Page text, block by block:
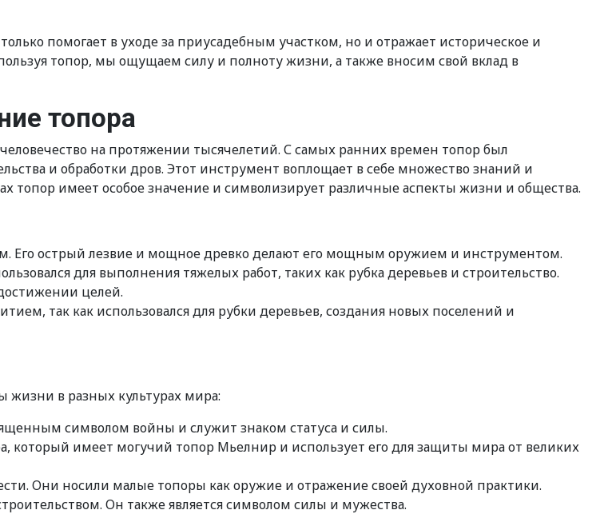
помогает в уходе за приусадебным участком, но и отражает историческое и
топор, мы ощущаем силу и полноту жизни, а также вносим свой вклад в
топора
на протяжении тысячелетий. С самых ранних времен топор был
и обработки дров. Этот инструмент воплощает в себе множество знаний и
топор имеет особое значение и символизирует различные аспекты жизни и общества.
Его острый лезвие и мощное древко делают его мощным оружием и инструментом.
для выполнения тяжелых работ, таких как рубка деревьев и строительство.
целей.
так как использовался для рубки деревьев, создания новых поселений и
жизни в разных культурах мира:
символом войны и служит знаком статуса и силы.
который имеет могучий топор Мьелнир и использует его для защиты мира от великих
Они носили малые топоры как оружие и отражение своей духовной практики.
Он также является символом силы и мужества.